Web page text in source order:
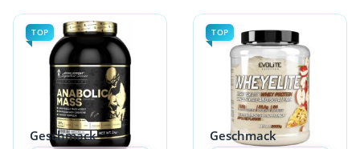
TOP
Geschmack
TOP
Geschmack